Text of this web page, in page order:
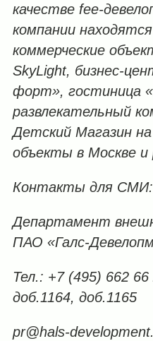
качестве fee-
компании
коммерческие
SkyLight, бизнес-
форт», гостиница
развлекательный
Детский Магазин
объекты в Москве и
Контакты для СМИ:
Департамент
ПАО «Галс-
Тел.: +7 (495) 662
доб.1164, доб.1165
pr@hals-